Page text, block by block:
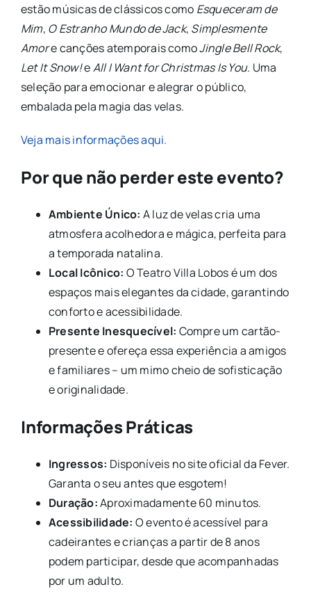
estão músicas de clássicos como Esqueceram de
Mim, O Estranho Mundo de Jack, Simplesmente
Amore canções atemporais comoJingle Bell Rock,
Let It Snow!eAll I Want for Christmas Is You. Uma
seleção para emocionar e alegrar o público,
embalada pela magia das velas.
Veja mais informações aqui.
Por que não perder este evento?
Ambiente Único: A luz de velas cria uma
atmosfera acolhedora e mágica, perfeita para
a temporada natalina.
Local Icônico: O Teatro Villa Lobos é um dos
espaços mais elegantes da cidade, garantindo
conforto e acessibilidade.
Presente Inesquecível: Compre um cartão-
presente e ofereça essa experiência a amigos
e familiares – um mimo cheio de sofisticação
e originalidade.
Informações Práticas
Ingressos: Disponíveis no site oficial da Fever.
Garanta o seu antes que esgotem!
Duração:Aproximadamente 60 minutos.
Acessibilidade: O evento é acessível para
cadeirantes e crianças a partir de 8 anos
podem participar, desde que acompanhadas
por um adulto.